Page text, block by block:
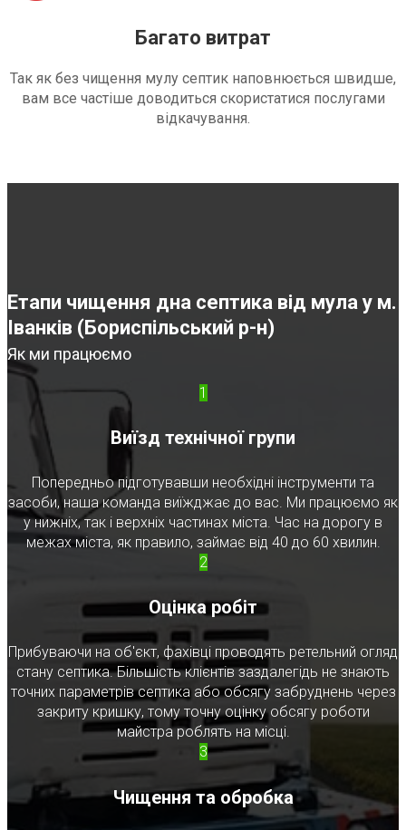
Багато витрат
Так як без чищення мулу септик наповнюється швидше,
вам все частіше доводиться скористатися послугами
відкачування.
Етапи чищення дна септика від мула у м.
Іванків (Бориспільський р-н)
Як ми працюємо
1
Виїзд технічної групи
Попередньо підготувавши необхідні інструменти та
засоби, наша команда виїжджає до вас. Ми працюємо як
у нижніх, так і верхніх частинах міста. Час на дорогу в
межах міста, як правило, займає від 40 до 60 хвилин.
2
Оцінка робіт
Прибуваючи на об'єкт, фахівці проводять ретельний огляд
стану септика. Більшість клієнтів заздалегідь не знають
точних параметрів септика або обсягу забруднень через
закриту кришку, тому точну оцінку обсягу роботи
майстра роблять на місці.
3
Чищення та обробка